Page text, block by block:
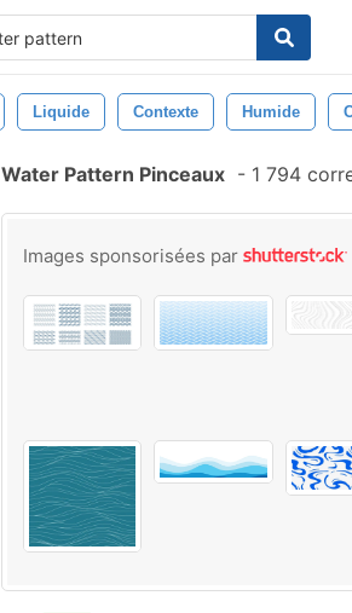
Liquide Contexte Humide
Water Pattern Pinceaux - 1 794
Images sponsorisées par